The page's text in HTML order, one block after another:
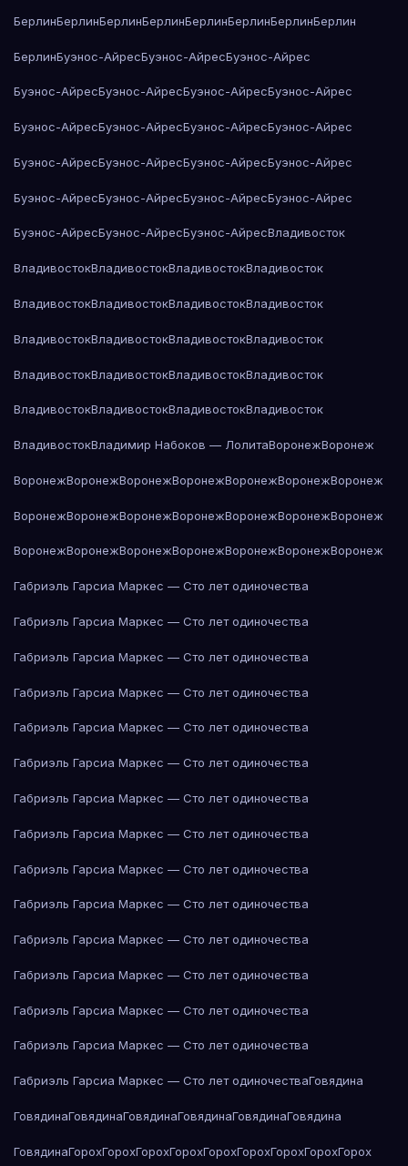
БерлинБерлинБерлинБерлинБерлинБерлинБерлинБерлин
БерлинБуэнос-АйресБуэнос-АйресБуэнос-Айрес
Буэнос-АйресБуэнос-АйресБуэнос-АйресБуэнос-Айрес
Буэнос-АйресБуэнос-АйресБуэнос-АйресБуэнос-Айрес
Буэнос-АйресБуэнос-АйресБуэнос-АйресБуэнос-Айрес
Буэнос-АйресБуэнос-АйресБуэнос-АйресБуэнос-Айрес
Буэнос-АйресБуэнос-АйресБуэнос-АйресВладивосток
ВладивостокВладивостокВладивостокВладивосток
ВладивостокВладивостокВладивостокВладивосток
ВладивостокВладивостокВладивостокВладивосток
ВладивостокВладивостокВладивостокВладивосток
ВладивостокВладивостокВладивостокВладивосток
ВладивостокВладимир Набоков — ЛолитаВоронежВоронеж
ВоронежВоронежВоронежВоронежВоронежВоронежВоронеж
ВоронежВоронежВоронежВоронежВоронежВоронежВоронеж
ВоронежВоронежВоронежВоронежВоронежВоронежВоронеж
Габриэль Гарсиа Маркес — Сто лет одиночества
Габриэль Гарсиа Маркес — Сто лет одиночества
Габриэль Гарсиа Маркес — Сто лет одиночества
Габриэль Гарсиа Маркес — Сто лет одиночества
Габриэль Гарсиа Маркес — Сто лет одиночества
Габриэль Гарсиа Маркес — Сто лет одиночества
Габриэль Гарсиа Маркес — Сто лет одиночества
Габриэль Гарсиа Маркес — Сто лет одиночества
Габриэль Гарсиа Маркес — Сто лет одиночества
Габриэль Гарсиа Маркес — Сто лет одиночества
Габриэль Гарсиа Маркес — Сто лет одиночества
Габриэль Гарсиа Маркес — Сто лет одиночества
Габриэль Гарсиа Маркес — Сто лет одиночества
Габриэль Гарсиа Маркес — Сто лет одиночества
Габриэль Гарсиа Маркес — Сто лет одиночестваГовядина
ГовядинаГовядинаГовядинаГовядинаГовядинаГовядина
ГовядинаГорохГорохГорохГорохГорохГорохГорохГорохГорох